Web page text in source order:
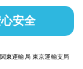
安全
運輸局 東京運輸支局